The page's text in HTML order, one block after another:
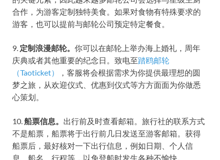
合作，为游客定制独特美食。如果对食物有特殊要求的
游客，也可以提前与邮轮公司预定特定餐食。
9. 定制浪漫邮轮。 你可以在邮轮上举办海上婚礼，周年
庆典或者其他重要的纪念日。致电至踏鸥邮轮
（Taoticket）
，客服将会根据需求为你提供最理想的圆
梦之旅，从欢迎仪式、优惠到仪式等方方面面为你做悉
心策划。
10.船票信息。 出行前及时查看邮箱。旅行社的联系方式
不是船票，船票将于出行前几日发送至游客邮箱。获得
船票后，最好核对一下出行信息，例如日期、个人信
息、船名、行程等，以免登船时发生各种不愉快。